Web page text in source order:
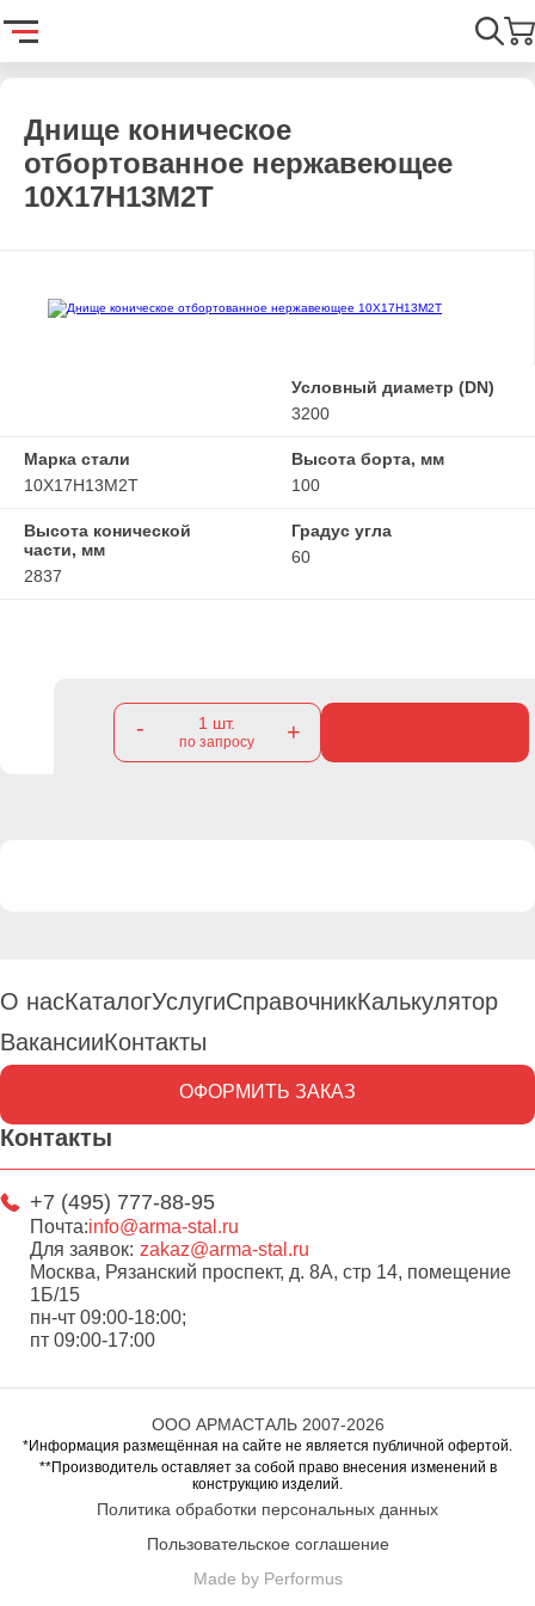
Найти
Главная
Днище коническое
отбортованное нержавеющее
10Х17Н13М2Т
Условный диаметр (DN)
3200
Марка стали
10Х17Н13М2Т
Высота борта, мм
100
Высота конической
части, мм
2837
Градус угла
60
- 1 шт.
по запросу +
О насКаталогУслугиСправочникКалькулятор
ВакансииКонтакты
ОФОРМИТЬ ЗАКАЗ
Контакты
+7 (495) 777-88-95
Почта:info@arma-stal.ru
Для заявок: zakaz@arma-stal.ru
Москва, Рязанский проспект, д. 8А, стр 14, помещение
1Б/15
пн-чт 09:00-18:00;
пт 09:00-17:00
ООО АРМАСТАЛЬ 2007-2026
*Информация размещённая на сайте не является публичной офертой.
**Производитель оставляет за собой право внесения изменений в
конструкцию изделий.
Политика обработки персональных данных
Пользовательское соглашение
Made by Performus
Перейти в корзину